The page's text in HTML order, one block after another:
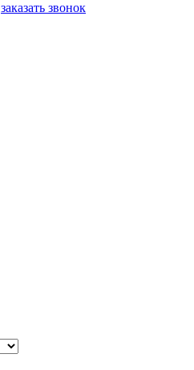
заказать звонок